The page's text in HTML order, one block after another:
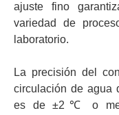
ajuste fino
variedad de
laboratorio.
La precisión del
circulación de agua
es de ±2℃ o